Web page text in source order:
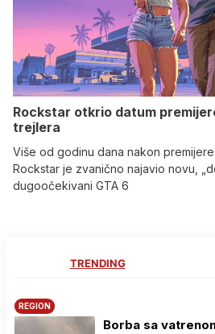
Rockstar otkrio datum
trejlera
Više od godinu dana nakon
Rockstar je zvanično najavio novu,
dugoočekivani GTA 6
TRENDING
REGION
Borba sa